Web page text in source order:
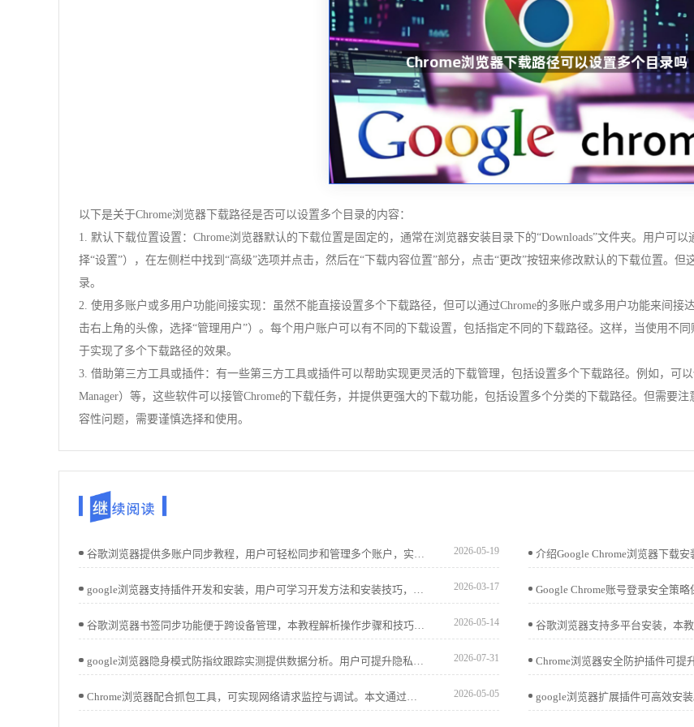
以下是关于Chrome浏览器下载路径是否可以设置多个目录的内容：
1. 默认下载位置设置：Chrome浏览器默认的下载位置是固定的，通常在浏览器安装目录下的“Downloads”文件夹。用户可
择“设置”），在左侧栏中找到“高级”选项并点击，然后在“下载内容位置”部分，点击“更改”按钮来修改默认的下载位置。
录。
2. 使用多账户或多用户功能间接实现：虽然不能直接设置多个下载路径，但可以通过Chrome的多账户或多用户功能来间接
击右上角的头像，选择“管理用户”）。每个用户账户可以有不同的下载设置，包括指定不同的下载路径。这样，当使用不
于实现了多个下载路径的效果。
3. 借助第三方工具或插件：有一些第三方工具或插件可以帮助实现更灵活的下载管理，包括设置多个下载路径。例如，可
Manager）等，这些软件可以接管Chrome的下载任务，并提供更强大的下载功能，包括设置多个分类的下载路径。但需要
容性问题，需要谨慎选择和使用。
谷歌浏览器提供多账户同步教程，用户可轻松同步和管理多个账户，实现浏览器数据统一管理，提高多设备操作效率。 2026-05-19
google浏览器支持插件开发和安装，用户可学习开发方法和安装技巧，快速实现扩展功能，提升浏览器个性化和使用体验。 2026-03-17
谷歌浏览器书签同步功能便于跨设备管理，本教程解析操作步骤和技巧，帮助用户快速同步收藏，提高使用便捷性。 2026-05-14
google浏览器隐身模式防指纹跟踪实测提供数据分析。用户可提升隐私保护效果，有效防止追踪，实现安全上网体验。 2026-07-31
Chrome浏览器配合抓包工具，可实现网络请求监控与调试。本文通过教程与实际案例，助用户掌握抓包技能，提高开发调试效率。 2026-05-05